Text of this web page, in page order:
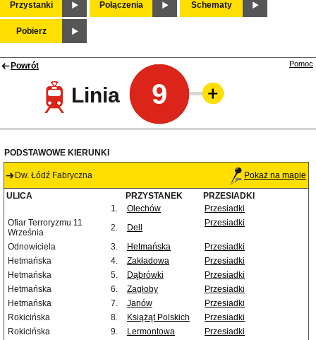
Przystanki Połączenia Schematy
Pobierz
Powrót
Linia 9
Pomoc
PODSTAWOWE KIERUNKI
Dw. Łódź Fabryczna Pokaż na mapie
ULICA PRZYSTANEK
PRZESIADKI
1.
Olechów
Przesiadki
Ofiar Terroryzmu 11
Września
2. Dell Przesiadki
Odnowiciela 3. Hetmańska
Przesiadki
Hetmańska
4. Zakładowa
Przesiadki
Hetmańska
5. Dąbrówki
Przesiadki
Hetmańska
6. Zagłoby
Przesiadki
Hetmańska
7. Janów
Przesiadki
Rokicińska
8. Książąt Polskich
Przesiadki
Rokicińska
9. Lermontowa
Przesiadki